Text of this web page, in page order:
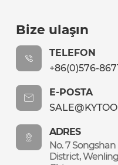
Bize ulaşın
TELEFON
+86(0)576-
E-POSTA
ADRES
No. 7
District,